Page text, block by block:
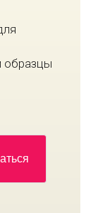
образцы